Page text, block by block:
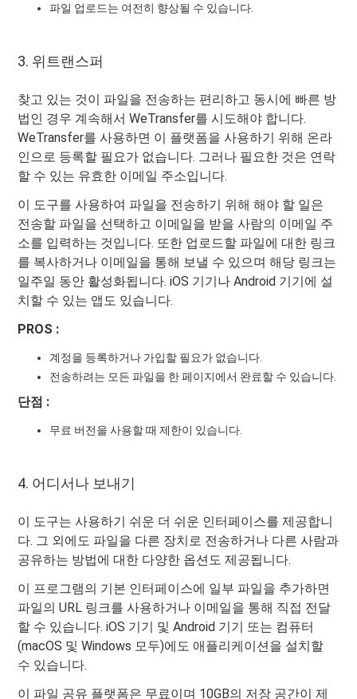
파일 업로드는 여전히 향상될 수 있습니다.
3. 위트랜스퍼
찾고 있는 것이 파일을 전송하는 편리하고 동시에 빠른 방
법인 경우 계속해서 WeTransfer를 시도해야 합니다.
WeTransfer를 사용하면 이 플랫폼을 사용하기 위해 온라
인으로 등록할 필요가 없습니다. 그러나 필요한 것은 연락
할 수 있는 유효한 이메일 주소입니다.
이 도구를 사용하여 파일을 전송하기 위해 해야 할 일은
전송할 파일을 선택하고 이메일을 받을 사람의 이메일 주
소를 입력하는 것입니다. 또한 업로드할 파일에 대한 링크
를 복사하거나 이메일을 통해 보낼 수 있으며 해당 링크는
일주일 동안 활성화됩니다. iOS 기기나 Android 기기에 설
치할 수 있는 앱도 있습니다.
PROS :
계정을 등록하거나 가입할 필요가 없습니다.
전송하려는 모든 파일을 한 페이지에서 완료할 수 있습니다.
단점 :
무료 버전을 사용할 때 제한이 있습니다.
4. 어디서나 보내기
이 도구는 사용하기 쉬운 더 쉬운 인터페이스를 제공합니
다. 그 외에도 파일을 다른 장치로 전송하거나 다른 사람과
공유하는 방법에 대한 다양한 옵션도 제공됩니다.
이 프로그램의 기본 인터페이스에 일부 파일을 추가하면
파일의 URL 링크를 사용하거나 이메일을 통해 직접 전달
할 수 있습니다. iOS 기기 및 Android 기기 또는 컴퓨터
(macOS 및 Windows 모두)에도 애플리케이션을 설치할
수 있습니다.
이 파일 공유 플랫폼은 무료이며 10GB의 저장 공간이 제